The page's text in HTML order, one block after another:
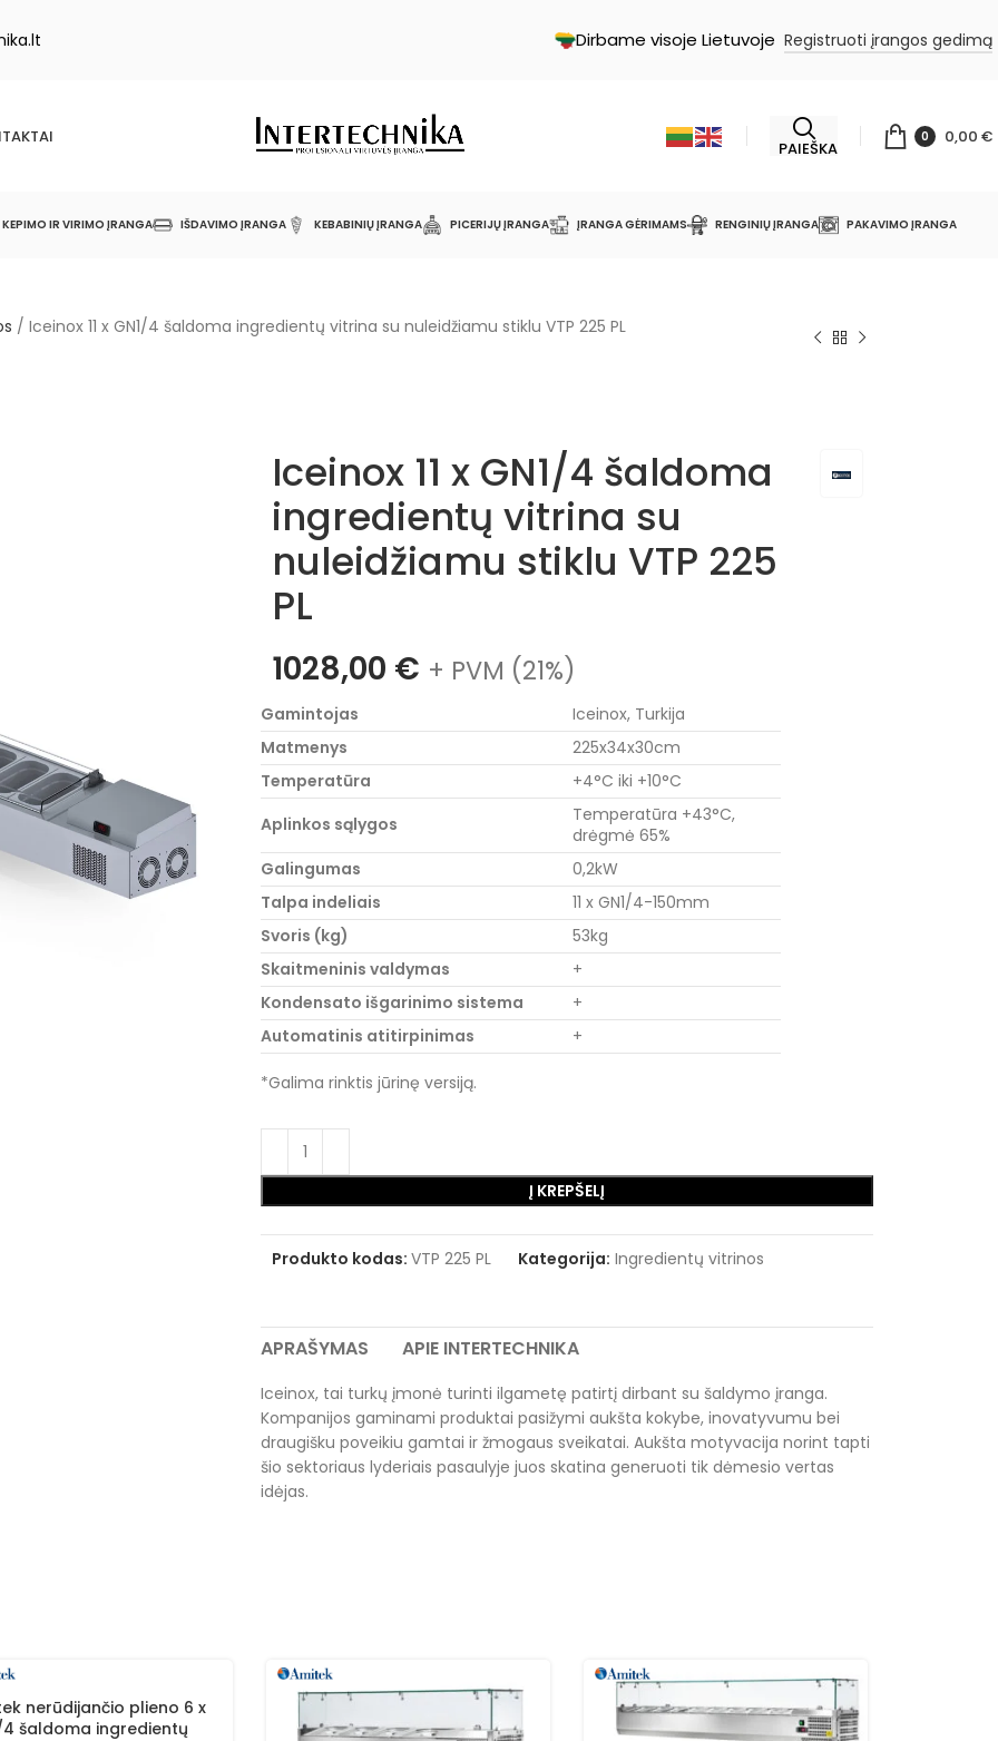
Dirbame visoje Lietuvoje Registruoti įrangos gedimą
PAIEŠKA
0 0,00 €
KEPIMO IR VIRIMO ĮRANGA IŠDAVIMO ĮRANGA KEBABINIŲ ĮRANGA PICERIJŲ ĮRANGA ĮRANGA GĖRIMAMS RENGINIŲ ĮRANGA PAKAVIMO ĮRANGA
/ Iceinox 11 x GN1/4 šaldoma ingredientų vitrina su nuleidžiamu stiklu VTP 225 PL
Iceinox 11 x GN1/4 šaldoma
ingredientų vitrina su
nuleidžiamu stiklu VTP 225
PL
1028,00 € + PVM (21%)
Gamintojas
Iceinox, Turkija
Matmenys
225x34x30cm
Temperatūra
+4°C iki +10°C
Aplinkos sąlygos
Temperatūra +43°C,
drėgmė 65%
Galingumas
0,2kW
Talpa indeliais
11 x GN1/4-150mm
Svoris (kg)
53kg
Skaitmeninis valdymas
+
Kondensato išgarinimo sistema
+
Automatinis atitirpinimas
+
*Galima rinktis jūrinę versiją.
Į KREPŠELĮ
Produkto kodas: VTP 225 PL Kategorija: Ingredientų vitrinos
APRAŠYMAS APIE INTERTECHNIKA
Iceinox, tai turkų įmonė turinti ilgametę patirtį dirbant su šaldymo įranga.
Kompanijos gaminami produktai pasižymi aukšta kokybe, inovatyvumu bei
draugišku poveikiu gamtai ir žmogaus sveikatai. Aukšta motyvacija norint tapti
šio sektoriaus lyderiais pasaulyje juos skatina generuoti tik dėmesio vertas
idėjas.
nerūdijančio plieno 6 x
4 šaldoma ingredientų